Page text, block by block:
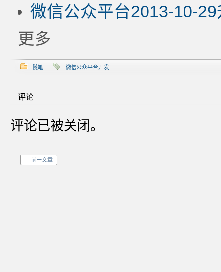
微信公众平台2013-10-
更多
随笔 微信公众平台开发
评论
评论已被关闭。
前一文章